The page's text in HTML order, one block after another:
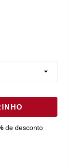
de desconto